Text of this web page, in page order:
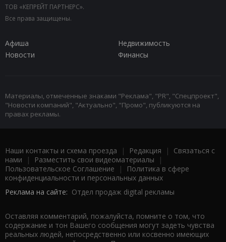
ТОВ «КЕПРЕЙТ ПАРТНЕРС».
Все права защищены.
Афиша
Недвижимость
Новости
Финансы
Материалы, отмеченные знаками "Реклама", "PR", "Спецпроект",
"Новости компаний", "Актуально", "Промо", публикуются на
правах рекламы.
Наши контакты и схема проезда | Редакция | Связаться с
нами | Разместить свои видеоматериалы |
Пользовательское Соглашение |
Политика в сфере
конфиденциальности и персональных данных
Реклама на сайте: Отдел продаж digital рекламы
Оставляя комментарий, пожалуйста, помните о том, что
содержание и тон Вашего сообщения могут задеть чувства
реальных людей, непосредственно или косвенно имеющих